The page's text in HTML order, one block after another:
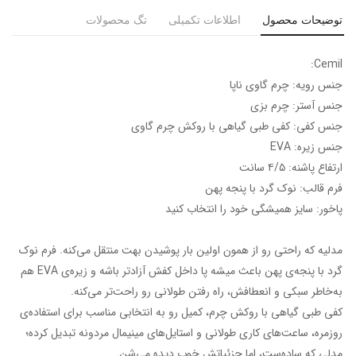
توضیحات محصول اطلاعات تکمیلی تگ محصولات
Cemil:
جنس رویه: چرم گاوی ناپا
جنس آستر: چرم بزی
جنس کفی: کفی طبی گیاهی با روکش چرم گاوی
جنس زیره: EVA
ارتفاع پاشنه: ۴/۵ سانت
فرم قالب: نوک گرد‌ با پنجه پهن
پاخور: سایز همیشگی خود را انتخاب کنید
مدلیه که راحتی رو از همون اولین بار پوشیدن بهت منتقل می‌کنه. فرم نوک
گرد با پنجه‌ی پهن باعث میشه پا داخل کفش آزادتر باشه و زیره‌ی EVA هم
به‌خاطر سبکی و انعطافش، راه رفتن طولانی رو راحت‌تر می‌کنه.
کفی طبی گیاهی با روکش چرم، کمیل رو به انتخابی مناسب برای استفاده‌ی
روزمره، ساعت‌های کاری طولانی و استایل‌های مینیمال مردونه تبدیل کرده؛